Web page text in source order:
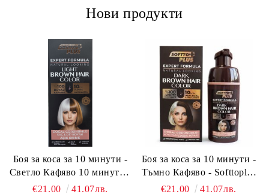
Нови продукти
Боя за коса за 10 минути -
Светло Кафяво 10 минути -
Softtoplus Expert Woman
€21.00 41.07лв.
Боя за коса за 10 минути -
Тъмно Кафяво - Softtoplus
Expert Woman Dark Brown
€21.00 41.07лв.